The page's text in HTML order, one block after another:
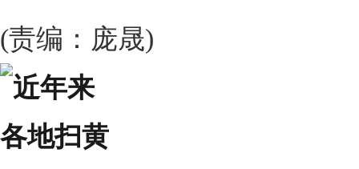
(责编：庞晟)